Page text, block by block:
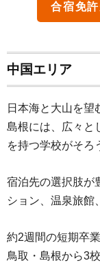
合宿免
中国エリア
日本海と大山を望
島根には、広々と
を持つ学校がそろ
宿泊先の選択肢が
ション、温泉旅館
約2週間の短期卒
鳥取・島根から3